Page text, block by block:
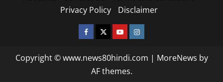
Privacy Policy
Disclaimer
facebooktwitterYOUTUBE
instagram
Copyright © www.news80hindi.com | MoreNews by
AF themes.